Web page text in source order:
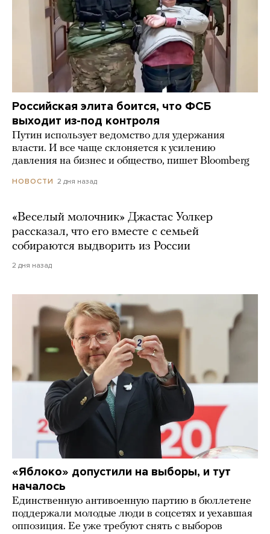
Российская элита боится, что ФСБ
выходит из-под контроля
Путин использует ведомство для удержания
власти. И все чаще склоняется к усилению
давления на бизнес и общество, пишет Bloomberg
НОВОСТИ 2 дня назад
«Веселый молочник» Джастас Уолкер
рассказал, что его вместе с семьей
собираются выдворить из России
2 дня назад
«Яблоко» допустили на выборы, и тут
началось
Единственную антивоенную партию в бюллетене
поддержали молодые люди в соцсетях и уехавшая
оппозиция. Ее уже требуют снять с выборов